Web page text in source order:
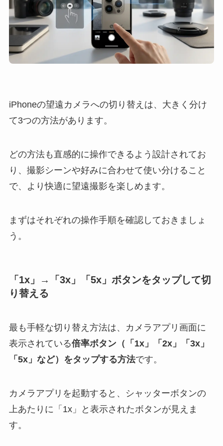
iPhoneの望遠カメラへの切り替えは、大きく分け
て3つの方法があります。
どの方法も直感的に操作できるよう設計されてお
り、撮影シーンや好みに合わせて使い分けること
で、より快適に望遠撮影を楽しめます。
まずはそれぞれの操作手順を確認しておきましょ
う。
「1x」→「3x」「5x」ボタンをタップして切
り替える
最も手軽な切り替え方法は、カメラアプリ画面に
表示されている倍率ボタン（「1x」「2x」「3x」
「5x」など）をタップする方法です。
カメラアプリを起動すると、シャッターボタンの
上あたりに「1x」と表示されたボタンが見えま
す。